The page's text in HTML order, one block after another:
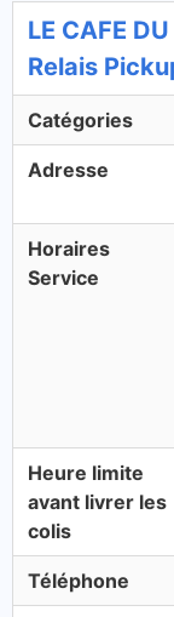
LE CAFE
Relais
Catégories
Adresse
Horaires
Service
Heure limite
avant livrer les
colis
Téléphone